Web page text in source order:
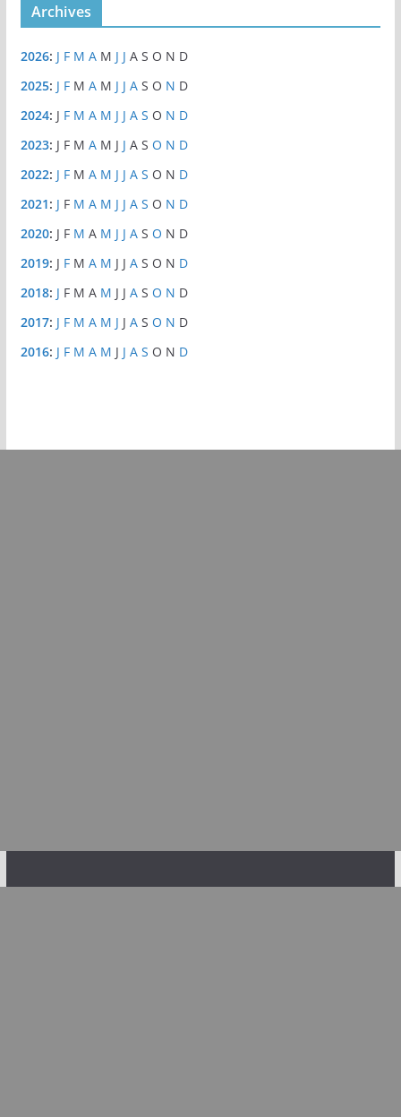
Archives
2026: J F M A M J J A S O N D
2025: J F M A M J J A S O N D
2024: J F M A M J J A S O N D
2023: J F M A M J J A S O N D
2022: J F M A M J J A S O N D
2021: J F M A M J J A S O N D
2020: J F M A M J J A S O N D
2019: J F M A M J J A S O N D
2018: J F M A M J J A S O N D
2017: J F M A M J J A S O N D
2016: J F M A M J J A S O N D